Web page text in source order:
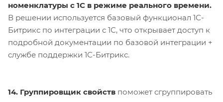
номенклатуры с 1С в режиме реального времени.
В решении используется базовый функционал 1С-
Битрикс по интеграции с 1С, что открывает доступ к
подробной документации по базовой интеграции +
службе поддержки 1С-Битрикс.
14. Группировщик свойств поможет сгруппировать